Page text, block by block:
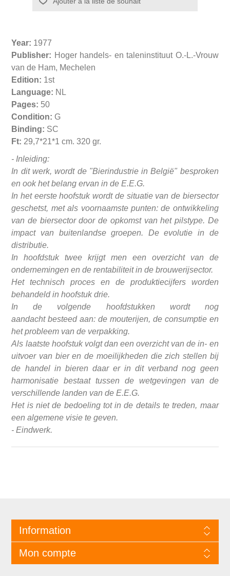
Year: 1977
Publisher: Hoger handels- en taleninstituut O.-L.-Vrouw
van de Ham, Mechelen
Edition: 1st
Language: NL
Pages: 50
Condition: G
Binding: SC
Ft: 29,7*21*1 cm. 320 gr.
-Inleiding:
In dit werk, wordt de "Bierindustrie in België" besproken
en ook het belang ervan in de E.E.G.
In het eerste hoofstuk wordt de situatie van de biersector
geschetst, met als voornaamste punten:de ontwikkeling
van de biersector door de opkomst van het pilstype. De
impact van buitenlandse groepen. De evolutie in de
distributie.
In hoofdstuk twee krijgt men een overzicht van de
ondernemingen en de rentabiliteit in de brouwerijsector.
Het technisch proces en de produktiecijfers worden
behandeld in hoofstuk drie.
In de volgende hoofdstukken wordt nog
aandachtbesteed aan: de mouterijen, de consumptie en
het probleem van de verpakking.
Als laatste hoofstuk volgt dan een overzicht van de in- en
uitvoer van bier en de moeilijkheden die zich stellen bij
de handel in bieren daar er in dit verband nog geen
harmonisatie bestaat tussen de wetgevingen van de
verschillende landen van de E.E.G.
Het is niet de bedoeling tot in de details te treden, maar
een algemene visie te geven.
- Eindwerk.
Information
Mon compte